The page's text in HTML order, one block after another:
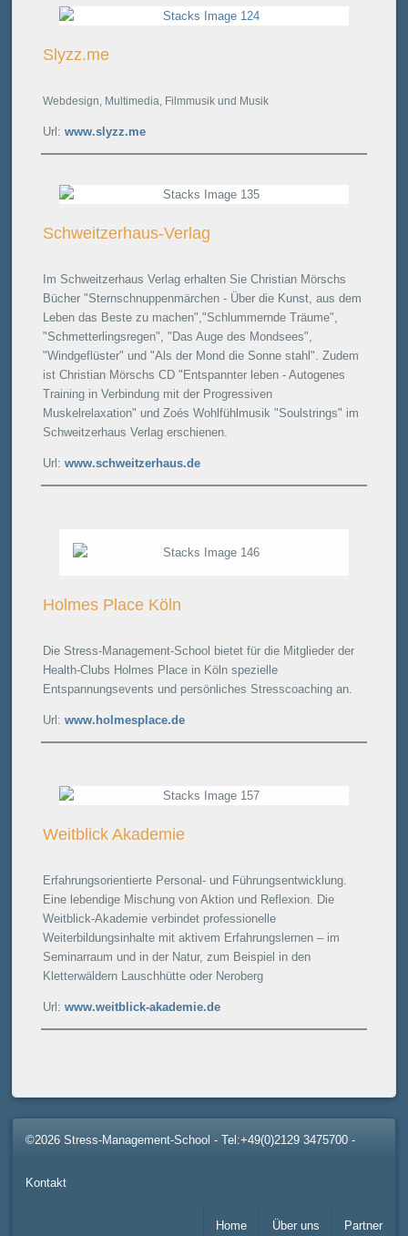
Slyzz.me
Webdesign, Multimedia, Filmmusik und Musik
Url:www.slyzz.me
Schweitzerhaus-Verlag
Im Schweitzerhaus Verlag erhalten Sie Christian Mörschs
Bücher "Sternschnuppenmärchen - Über die Kunst, aus dem
Leben das Beste zu machen","Schlummernde Träume",
"Schmetterlingsregen", "Das Auge des Mondsees",
"Windgeflüster" und "Als der Mond die Sonne stahl". Zudem
ist Christian Mörschs CD "Entspannter leben - Autogenes
Training in Verbindung mit der Progressiven
Muskelrelaxation" und Zoés Wohlfühlmusik "Soulstrings" im
Schweitzerhaus Verlag erschienen.
Url:www.schweitzerhaus.de
Holmes Place Köln
Die Stress-Management-School bietet für die Mitglieder der
Health-Clubs Holmes Place in Köln spezielle
Entspannungsevents und persönliches Stresscoaching an.
Url:www.holmesplace.de
Weitblick Akademie
Erfahrungsorientierte Personal- und Führungsentwicklung.
Eine lebendige Mischung von Aktion und Reflexion. Die
Weitblick-Akademie verbindet professionelle
Weiterbildungsinhalte mit aktivem Erfahrungslernen – im
Seminarraum und in der Natur, zum Beispiel in den
Kletterwäldern Lauschhütte oder Neroberg
Url:www.weitblick-akademie.de
©2026 Stress-Management-School - Tel:+49(0)2129 3475700 -
Kontakt
Home Über uns Partner